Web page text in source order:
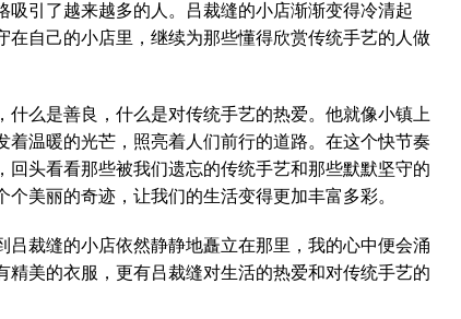
引了越来越多的人。吕裁缝的小店渐渐变得冷清起
在自己的小店里，继续为那些懂得欣赏传统手艺的人做
什么是善良，什么是对传统手艺的热爱。他就像小镇上
着温暖的光芒，照亮着人们前行的道路。在这个快节奏
回头看看那些被我们遗忘的传统手艺和那些默默坚守的
美丽的奇迹，让我们的生活变得更加丰富多彩。
裁缝的小店依然静静地矗立在那里，我的心中便会涌
精美的衣服，更有吕裁缝对生活的热爱和对传统手艺的